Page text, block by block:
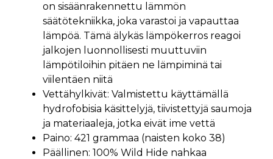
on sisäänrakennettu lämmön
säätötekniikka, joka varastoi ja vapauttaa
lämpöä. Tämä älykäs lämpökerros reagoi
jalkojen luonnollisesti muuttuviin
lämpötiloihin pitäen ne lämpiminä tai
viilentäen niitä
Vettähylkivät: Valmistettu käyttämällä
hydrofobisia käsittelyjä, tiivistettyjä saumoja
ja materiaaleja, jotka eivät ime vettä
Paino: 421 grammaa (naisten koko 38)
Päällinen: 100% Wild Hide nahkaa